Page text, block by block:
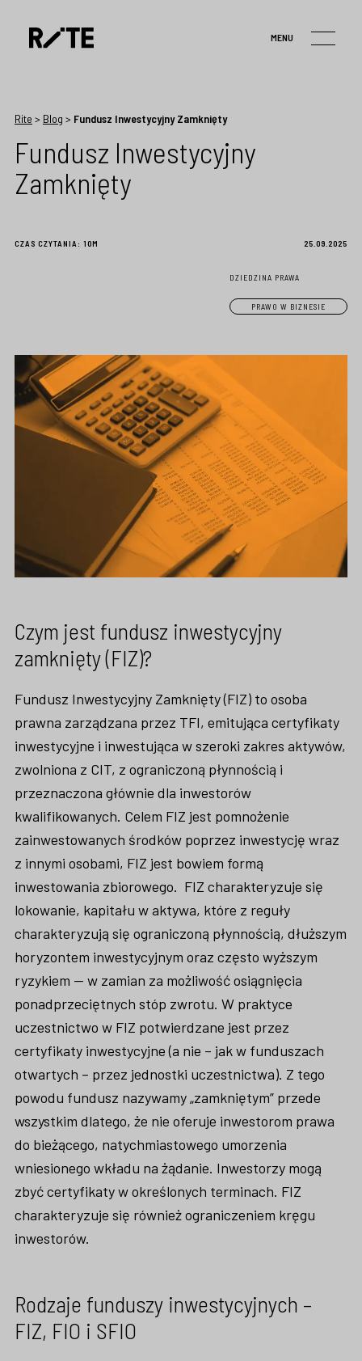
MENU
Rite > Blog > Fundusz Inwestycyjny Zamknięty
Fundusz Inwestycyjny
Zamknięty
CZAS CZYTANIA: 10M 25.09.2025
DZIEDZINA PRAWA
PRAWO W BIZNESIE
Czym jest fundusz inwestycyjny
zamknięty (FIZ)?
Fundusz Inwestycyjny Zamknięty (FIZ) to osoba
prawna zarządzana przez TFI, emitująca certyfikaty
inwestycyjne i inwestująca w szeroki zakres aktywów,
zwolniona z CIT, z ograniczoną płynnością i
przeznaczona głównie dla inwestorów
kwalifikowanych. Celem FIZ jest pomnożenie
zainwestowanych środków poprzez inwestycję wraz
z innymi osobami, FIZ jest bowiem formą
inwestowania zbiorowego. FIZ charakteryzuje się
lokowanie, kapitału w aktywa, które z reguły
charakteryzują się ograniczoną płynnością, dłuższym
horyzontem inwestycyjnym oraz często wyższym
ryzykiem — w zamian za możliwość osiągnięcia
ponadprzeciętnych stóp zwrotu. W praktyce
uczestnictwo w FIZ potwierdzane jest przez
certyfikaty inwestycyjne (a nie – jak w funduszach
otwartych – przez jednostki uczestnictwa). Z tego
powodu fundusz nazywamy „zamkniętym” przede
wszystkim dlatego, że nie oferuje inwestorom prawa
do bieżącego, natychmiastowego umorzenia
wniesionego wkładu na żądanie. Inwestorzy mogą
zbyć certyfikaty w określonych terminach. FIZ
charakteryzuje się również ograniczeniem kręgu
inwestorów.
Rodzaje funduszy inwestycyjnych –
FIZ, FIO i SFIO